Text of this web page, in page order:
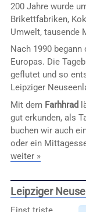
200 Jahre wurde
Brikettfabriken,
Umwelt, tausende
Nach 1990 begann
Europas. Die
geflutet und so
Leipziger
Mit dem Farhhrad
gut erkunden, als
buchen wir auch
oder ein
weiter »
Leipziger